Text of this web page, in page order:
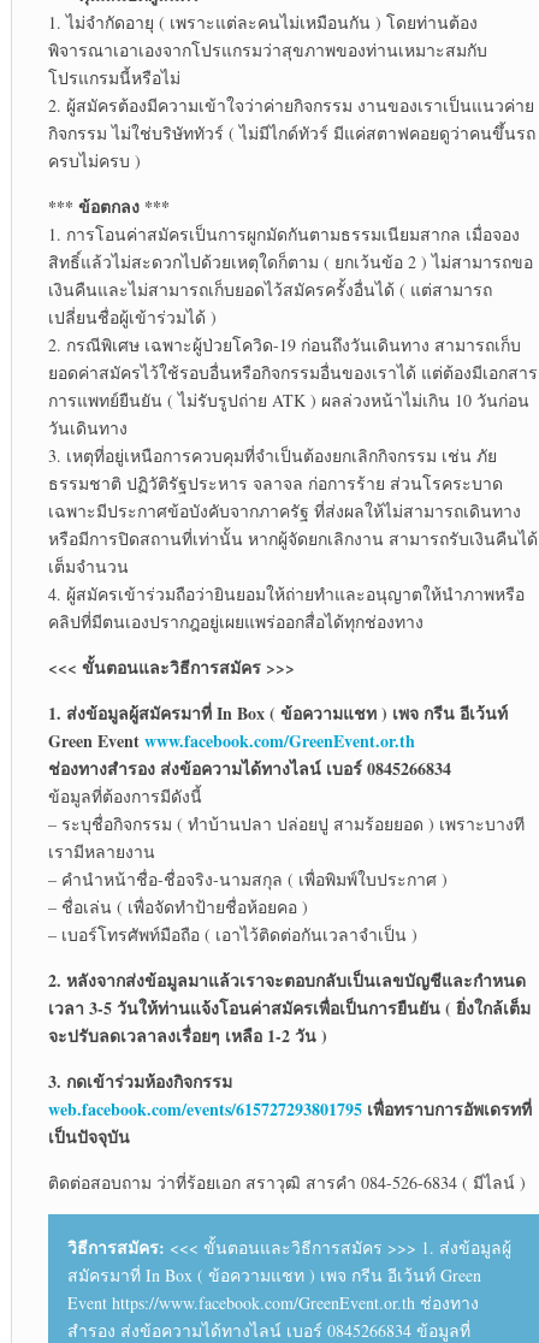
1. ไม่จำกัดอายุ ( เพราะแต่ละคนไม่เหมือนกัน ) โดยท่านต้อง
พิจารณาเอาเองจากโปรแกรมว่าสุขภาพของท่านเหมาะสมกับ
โปรแกรมนี้หรือไม่
2. ผู้สมัครต้องมีความเข้าใจว่าค่ายกิจกรรม งานของเราเป็นแนวค่าย
กิจกรรม ไม่ใช่บริษัททัวร์ ( ไม่มีไกด์ทัวร์ มีแค่สตาฟคอยดูว่าคนขึ้นรถ
ครบไม่ครบ )
*** ข้อตกลง ***
1. การโอนค่าสมัครเป็นการผูกมัดกันตามธรรมเนียมสากล เมื่อจอง
สิทธิ์แล้วไม่สะดวกไปด้วยเหตุใดก็ตาม ( ยกเว้นข้อ 2 ) ไม่สามารถขอ
เงินคืนและไม่สามารถเก็บยอดไว้สมัครครั้งอื่นได้ ( แต่สามารถ
เปลี่ยนชื่อผู้เข้าร่วมได้ )
2. กรณีพิเศษ เฉพาะผู้ป่วยโควิด-19 ก่อนถึงวันเดินทาง สามารถเก็บ
ยอดค่าสมัครไว้ใช้รอบอื่นหรือกิจกรรมอื่นของเราได้ แต่ต้องมีเอกสาร
การแพทย์ยืนยัน ( ไม่รับรูปถ่าย ATK ) ผลล่วงหน้าไม่เกิน 10 วันก่อน
วันเดินทาง
3. เหตุที่อยู่เหนือการควบคุมที่จำเป็นต้องยกเลิกกิจกรรม เช่น ภัย
ธรรมชาติ ปฏิวัติรัฐประหาร จลาจล ก่อการร้าย ส่วนโรคระบาด
เฉพาะมีประกาศข้อบังคับจากภาครัฐ ที่ส่งผลให้ไม่สามารถเดินทาง
หรือมีการปิดสถานที่เท่านั้น หากผู้จัดยกเลิกงาน สามารถรับเงินคืนได้
เต็มจำนวน
4. ผู้สมัครเข้าร่วมถือว่ายินยอมให้ถ่ายทำและอนุญาตให้นำภาพหรือ
คลิปที่มีตนเองปรากฎอยู่เผยแพร่ออกสื่อได้ทุกช่องทาง
<<< ขั้นตอนและวิธีการสมัคร >>>
1. ส่งข้อมูลผู้สมัครมาที่ In Box ( ข้อความแชท ) เพจ กรีน อีเว้นท์
Green Eventwww.facebook.com/GreenEvent.or.th
ช่องทางสำรอง ส่งข้อความได้ทางไลน์ เบอร์ 0845266834
ข้อมูลที่ต้องการมีดังนี้
– ระบุชื่อกิจกรรม ( ทำบ้านปลา ปล่อยปู สามร้อยยอด ) เพราะบางที
เรามีหลายงาน
– คำนำหน้าชื่อ-ชื่อจริง-นามสกุล ( เพื่อพิมพ์ใบประกาศ )
– ชื่อเล่น ( เพื่อจัดทำป้ายชื่อห้อยคอ )
– เบอร์โทรศัพท์มือถือ ( เอาไว้ติดต่อกันเวลาจำเป็น )
2. หลังจากส่งข้อมูลมาแล้วเราจะตอบกลับเป็นเลขบัญชีและกำหนด
เวลา 3-5 วันให้ท่านแจ้งโอนค่าสมัครเพื่อเป็นการยืนยัน ( ยิ่งใกล้เต็ม
จะปรับลดเวลาลงเรื่อยๆ เหลือ 1-2 วัน )
3. กดเข้าร่วมห้องกิจกรรม
web.facebook.com/events/615727293801795เพื่อทราบการอัพเดรทที่
เป็นปัจจุบัน
ติดต่อสอบถาม ว่าที่ร้อยเอก สราวุฒิ สารคำ 084-526-6834 ( มีไลน์ )
วิธีการสมัคร: <<< ขั้นตอนและวิธีการสมัคร >>> 1. ส่งข้อมูลผู้
สมัครมาที่ In Box ( ข้อความแชท ) เพจ กรีน อีเว้นท์ Green
Event https://www.facebook.com/GreenEvent.or.th ช่องทาง
สำรอง ส่งข้อความได้ทางไลน์ เบอร์ 0845266834 ข้อมูลที่